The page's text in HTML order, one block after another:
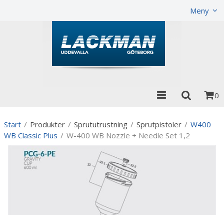
Meny
0
Start / Produkter / Sprututrustning / Sprutpistoler / W400
WB Classic Plus / W-400 WB Nozzle + Needle Set 1,2